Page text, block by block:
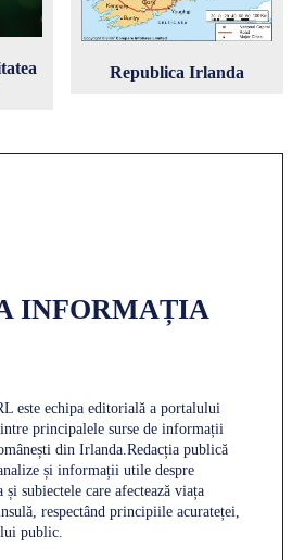
Republica Irlanda
INFORMAȚIA
este echipa editorială a portalului
principalele surse de informații
din Irlanda.Redacția publică
și informații utile despre
subiectele care afectează viața
respectând principiile acurateței,
public.